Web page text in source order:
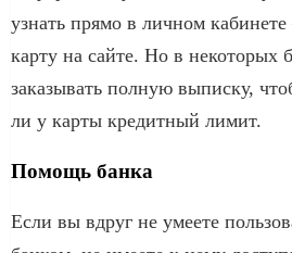
узнать прямо в личном
карту на сайте. Но в некоторых
заказывать полную выписку,
ли у карты кредитный лимит.
Помощь банка
Если вы вдруг не умеете